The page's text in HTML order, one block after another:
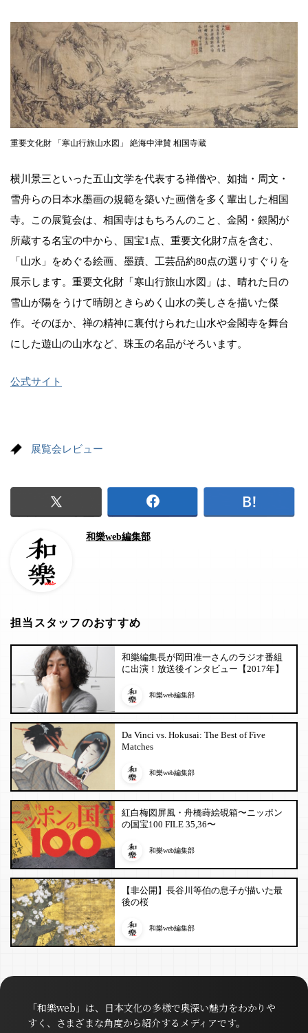
重要文化財 「寒山行旅山水図」 絶海中津賛 相国寺蔵
横川景三といった五山文学を代表する禅僧や、如拙・周文・
雪舟らの日本水墨画の規範を築いた画僧を多く輩出した相国
寺。この展覧会は、相国寺はもちろんのこと、金閣・銀閣が
所蔵する名宝の中から、国宝1点、重要文化財7点を含む、
「山水」をめぐる絵画、墨蹟、工芸品約80点の選りすぐりを
展示します。重要文化財「寒山行旅山水図」は、晴れた日の
雪山が陽をうけて晴朗ときらめく山水の美しさを描いた傑
作。そのほか、禅の精神に裏付けられた山水や金閣寺を舞台
にした遊山の山水など、珠玉の名品がそろいます。
公式サイト
展覧会レビュー
和樂web編集部
担当スタッフのおすすめ
和樂編集長が岡田准一さんのラジオ番組
に出演！放送後インタビュー【2017年】
和樂web編集部
Da Vinci vs. Hokusai: The Best of Five
Matches
和樂web編集部
紅白梅図屏風・舟橋蒔絵硯箱〜ニッポン
の国宝100 FILE 35,36〜
和樂web編集部
【非公開】長谷川等伯の息子が描いた最
後の桜
和樂web編集部
「和樂web」は、日本文化の多様で奥深い魅力をわかりや
すく、さまざまな角度から紹介するメディアです。